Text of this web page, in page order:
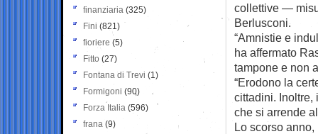
collettive —
Berlusconi.
“Amnistie e
ha affermato
tampone e non
“Erodono la
cittadini. Inoltre,
che si arrende
Lo scorso
finanziaria (325)
Fini (821)
fioriere (5)
Fitto (27)
Fontana di Trevi (1)
Formigoni (90)
Forza Italia (596)
frana (9)